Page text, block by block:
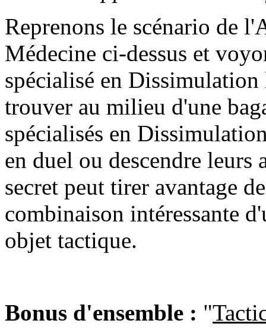
Reprenons le scénario de
Médecine ci-dessus et
spécialisé en
trouver au milieu d'une
spécialisés en
en duel ou descendre leurs
secret peut tirer avantage
combinaison intéressante
objet tactique.
Bonus d'ensemble : "